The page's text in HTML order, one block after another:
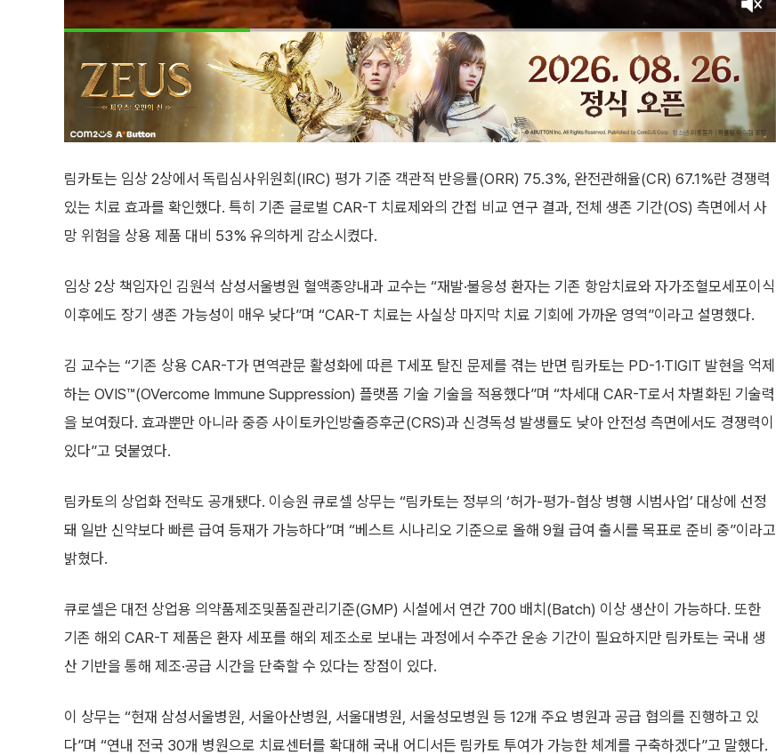
림카토는 임상 2상에서 독립심사위원회(IRC) 평가 기준 객관적 반응률(ORR) 75.3%, 완전관해율(CR) 67.1%란 경쟁력
있는 치료 효과를 확인했다. 특히 기존 글로벌 CAR-T 치료제와의 간접 비교 연구 결과, 전체 생존 기간(OS) 측면에서 사
망 위험을 상용 제품 대비 53% 유의하게 감소시켰다.
임상 2상 책임자인 김원석 삼성서울병원 혈액종양내과 교수는 “재발·불응성 환자는 기존 항암치료와 자가조혈모세포이식
이후에도 장기 생존 가능성이 매우 낮다”며 “CAR-T 치료는 사실상 마지막 치료 기회에 가까운 영역”이라고 설명했다.
김 교수는 “기존 상용 CAR-T가 면역관문 활성화에 따른 T세포 탈진 문제를 겪는 반면 림카토는 PD-1·TIGIT 발현을 억제
하는 OVIS™(OVercome Immune Suppression) 플랫폼 기술 기술을 적용했다”며 “차세대 CAR-T로서 차별화된 기술력
을 보여줬다. 효과뿐만 아니라 중증 사이토카인방출증후군(CRS)과 신경독성 발생률도 낮아 안전성 측면에서도 경쟁력이
있다”고 덧붙였다.
림카토의 상업화 전략도 공개됐다. 이승원 큐로셀 상무는 “림카토는 정부의 ‘허가-평가-협상 병행 시범사업’ 대상에 선정
돼 일반 신약보다 빠른 급여 등재가 가능하다”며 “베스트 시나리오 기준으로 올해 9월 급여 출시를 목표로 준비 중”이라고
밝혔다.
큐로셀은 대전 상업용 의약품제조및품질관리기준(GMP) 시설에서 연간 700 배치(Batch) 이상 생산이 가능하다. 또한
기존 해외 CAR-T 제품은 환자 세포를 해외 제조소로 보내는 과정에서 수주간 운송 기간이 필요하지만 림카토는 국내 생
산 기반을 통해 제조·공급 시간을 단축할 수 있다는 장점이 있다.
이 상무는 “현재 삼성서울병원, 서울아산병원, 서울대병원, 서울성모병원 등 12개 주요 병원과 공급 협의를 진행하고 있
다”며 “연내 전국 30개 병원으로 치료센터를 확대해 국내 어디서든 림카토 투여가 가능한 체계를 구축하겠다”고 말했다.